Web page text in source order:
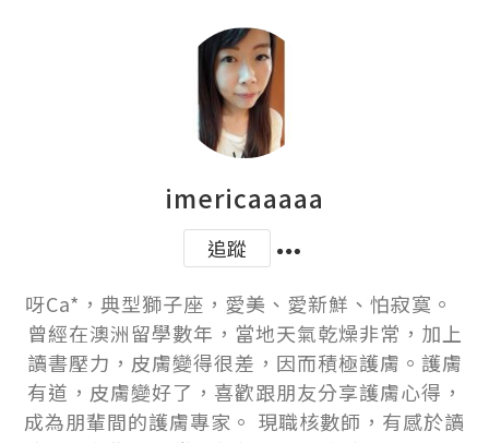
imericaaaaa
追蹤
呀Ca*，典型獅子座，愛美、愛新鮮、怕寂寞。
曾經在澳洲留學數年，當地天氣乾燥非常，加上
讀書壓力，皮膚變得很差，因而積極護膚。護膚
有道，皮膚變好了，喜歡跟朋友分享護膚心得，
成為朋輩間的護膚專家。 現職核數師，有感於讀